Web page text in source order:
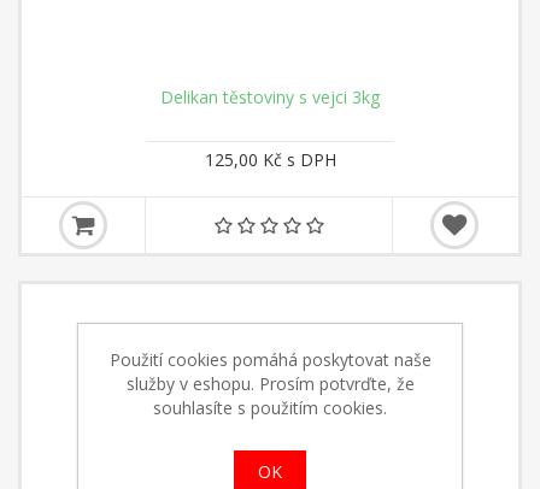
Delikan těstoviny s vejci 3kg
125,00 Kč s DPH
Použití cookies pomáhá poskytovat naše
služby v eshopu. Prosím potvrďte, že
souhlasíte s použitím cookies.
OK